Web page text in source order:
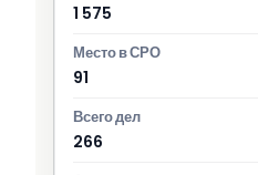
1 575
91
266